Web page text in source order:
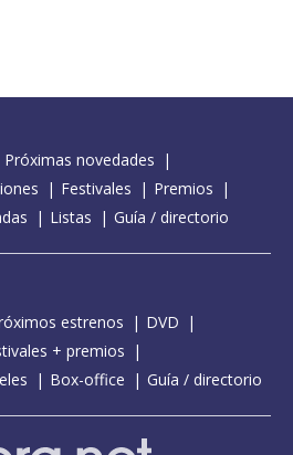
Próximas novedades
Festivales
Premios
Listas Guía / directorio
estrenos
DVD
+ premios
Box-office Guía / directorio